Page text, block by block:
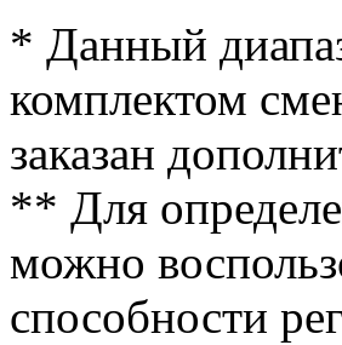
* Данный
комплектом
заказан
** Для
можно
способности